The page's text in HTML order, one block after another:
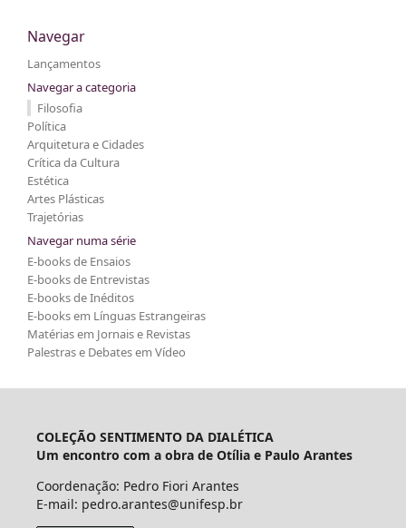
Navegar
Lançamentos
Navegar a categoria
Filosofia
Política
Arquitetura e Cidades
Crítica da Cultura
Estética
Artes Plásticas
Trajetórias
Navegar numa série
E-books de Ensaios
E-books de Entrevistas
E-books de Inéditos
E-books em Línguas Estrangeiras
Matérias em Jornais e Revistas
Palestras e Debates em Vídeo
COLEÇÃO SENTIMENTO DA DIALÉTICA
Um encontro com a obra de Otília e Paulo Arantes
Coordenação: Pedro Fiori Arantes
E-mail: pedro.arantes@unifesp.br